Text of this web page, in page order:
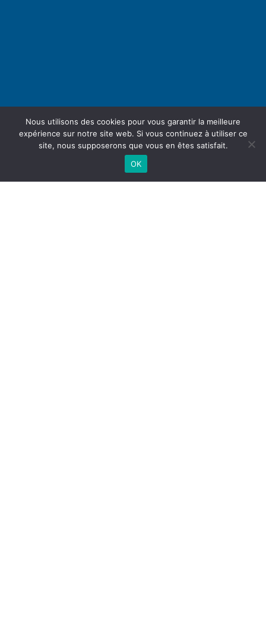
Nous utilisons des cookies pour vous garantir la meilleure
expérience sur notre site web. Si vous continuez à utiliser ce
site, nous supposerons que vous en êtes satisfait.
OK